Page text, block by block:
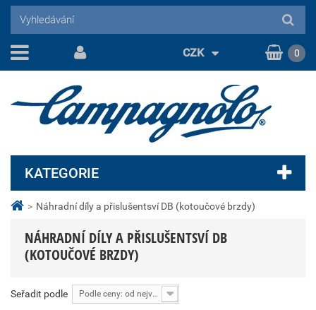
> Náhradní díly a přislušentsví DB (kotoučové brzdy)
NÁHRADNÍ DÍLY A PŘISLUŠENTSVÍ DB
(KOTOUČOVÉ BRZDY)
Seřadit podle Podle ceny: od nejvyšší
KATEGORIE
CZK 0